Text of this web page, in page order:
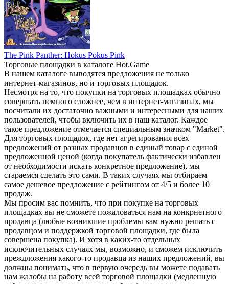
The Pink Panther: Hokus Pokus Pink
Торговые площадки в каталоге Hot.Game
В нашем каталоге выводятся предложения не только
интернет-магазинов, но и торговых площадок.
Несмотря на то, что покупки на торговых площадках обычно
совершать немного сложнее, чем в интернет-магазинах, мы
посчитали их достаточно важными и интересными для наших
пользователей, чтобы включить их в наш каталог. Каждое
такое предложение отмечается специальным значком "Market".
Для торговых площадок, где нет агрегирования всех
предложений от разных продавцов в единый товар с единой
предложенной ценой (когда покупатель фактически избавлен
от необходимости искать конкретное предложение), мы
стараемся сделать это сами. В таких случаях мы отбираем
самое дешевое предложение с рейтингом от 4/5 и более 10
продаж.
Мы просим вас помнить, что при покупке на торговых
площадках вы не сможете пожаловаться нам на конкрнетного
продавца (любые возникшие проблемы вам нужно решать с
продавцом и поддержкой торговой площадки, где была
совершена покупка). И хотя в каких-то отдельных
исключительных случаях мы, возможно, и сможем исключить
преждложения какого-то продавца из наших предложений, вы
должны понимать, что в первую очередь вы можете подавать
нам жалобы на работу всей торговой площадки (медленную